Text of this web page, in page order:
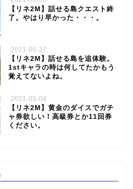
【リネ2M】話せる島クエスト終
了。やはり早かった・・・。
2021-05-27
【リネ2M】話せる島を追体験。
1stキャラの時は何してたかもう
覚えてないよね。
2021-05-04
【リネ2M】黄金のダイスでガチ
ャ券欲しい！高級券とか11回券
ください。